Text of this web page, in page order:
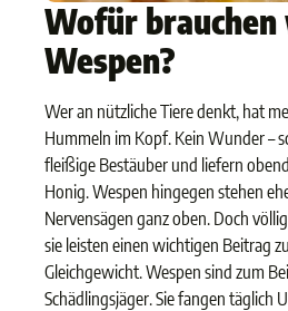
Wofür
Wespen?
Wer an nützliche Tiere denkt, hat
Hummeln im Kopf. Kein Wunder –
fleißige Bestäuber und liefern
Honig. Wespen hingegen stehen
Nervensägen ganz oben. Doch
sie leisten einen wichtigen Beitrag
Gleichgewicht. Wespen sind zum
Schädlingsjäger. Sie fangen täglich